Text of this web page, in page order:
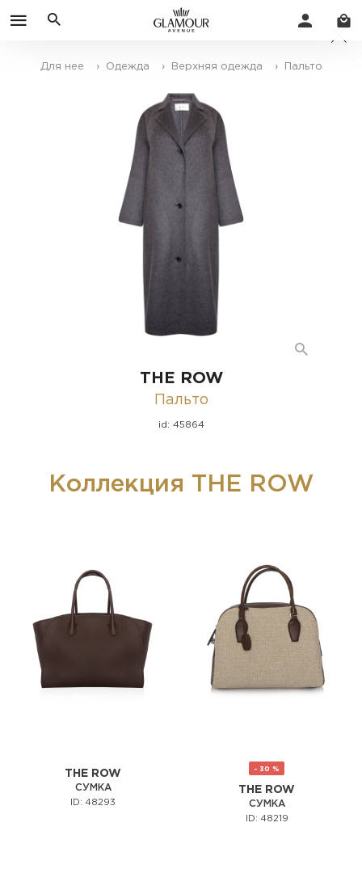
Для нее › Одежда › Верхняя одежда › Пальто
THE ROW
Пальто
id: 45864
Коллекция THE ROW
THE ROW
СУМКА
ID: 48293
- 30 %
THE ROW
СУМКА
ID: 48219